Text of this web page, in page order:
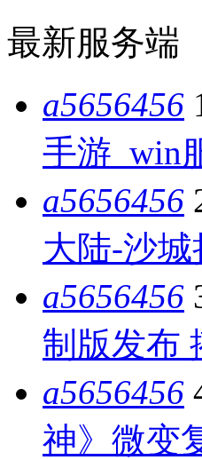
最新服务端
a5656456
手游_win
a5656456
大陆-沙
a5656456
制版发布
a5656456
神》微变